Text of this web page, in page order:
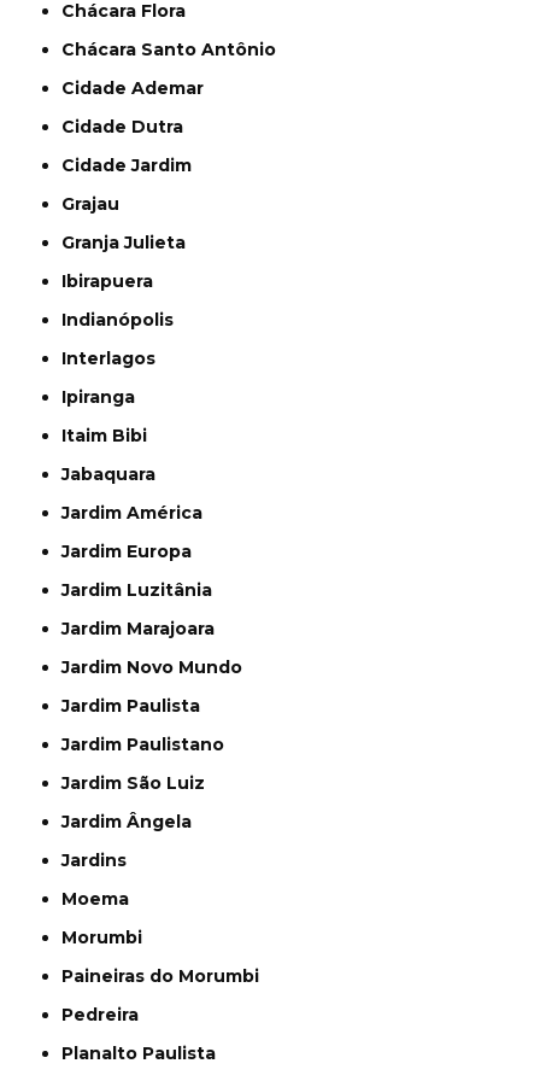
Chácara Flora
Chácara Santo Antônio
Cidade Ademar
Cidade Dutra
Cidade Jardim
Grajau
Granja Julieta
Ibirapuera
Indianópolis
Interlagos
Ipiranga
Itaim Bibi
Jabaquara
Jardim América
Jardim Europa
Jardim Luzitânia
Jardim Marajoara
Jardim Novo Mundo
Jardim Paulista
Jardim Paulistano
Jardim São Luiz
Jardim Ângela
Jardins
Moema
Morumbi
Paineiras do Morumbi
Pedreira
Planalto Paulista